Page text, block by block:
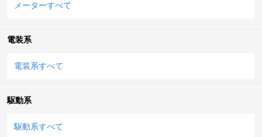
メーターすべて
電装系
電装系すべて
駆動系
駆動系すべて